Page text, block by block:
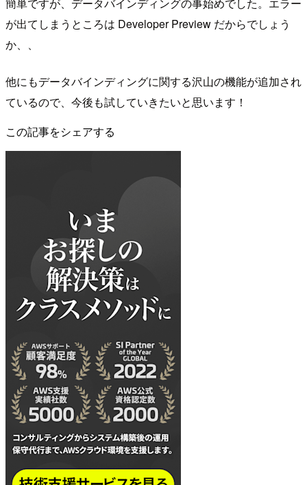
が出てしまうところは Developer Preview だからでしょう
か、、
他にもデータバインディングに関する沢山の機能が追加され
ているので、今後も試していきたいと思います！
この記事をシェアする